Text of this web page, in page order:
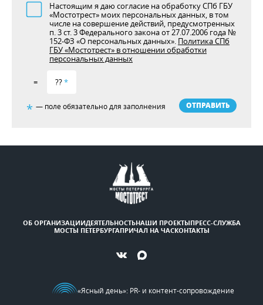
Настоящим я даю согласие на обработку СПб ГБУ
«Мостотрест» моих персональных данных, в том
числе на совершение действий, предусмотренных
п. 3 ст. 3 Федерального закона от 27.07.2006 года №
152-ФЗ «О персональных данных». Политика СПб
ГБУ «Мостотрест» в отношении обработки
персональных данных
= ??*
* — поле обязательно для заполнения ОТПРАВИТЬ
ОБ ОРГАНИЗАЦИИДЕЯТЕЛЬНОСТЬНАШИ ПРОЕКТЫПРЕСС-СЛУЖБА
МОСТЫ ПЕТЕРБУРГАПРИЧАЛ НА ЧАСКОНТАКТЫ
«Ясный день»: PR- и контент-сопровождение